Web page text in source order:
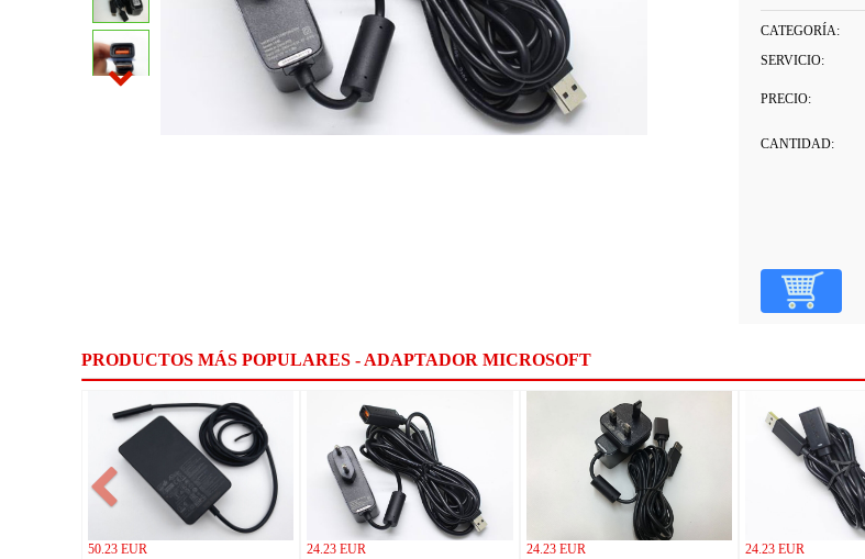
CATEGORÍA:
SERVICIO:
PRECIO:
CANTIDAD:
PRODUCTOS MÁS POPULARES - ADAPTADOR MICROSOFT
50.23 EUR
24.23 EUR
24.23 EUR
24.23 EUR